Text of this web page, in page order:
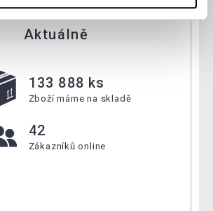
Aktuálně
133 888 ks
Zboží máme na skladě
42
Zákazníků online